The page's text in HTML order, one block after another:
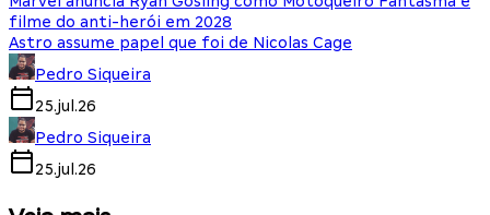
filme do anti-herói em 2028
Astro assume papel que foi de Nicolas Cage
Pedro Siqueira
25.jul.26
Pedro Siqueira
25.jul.26